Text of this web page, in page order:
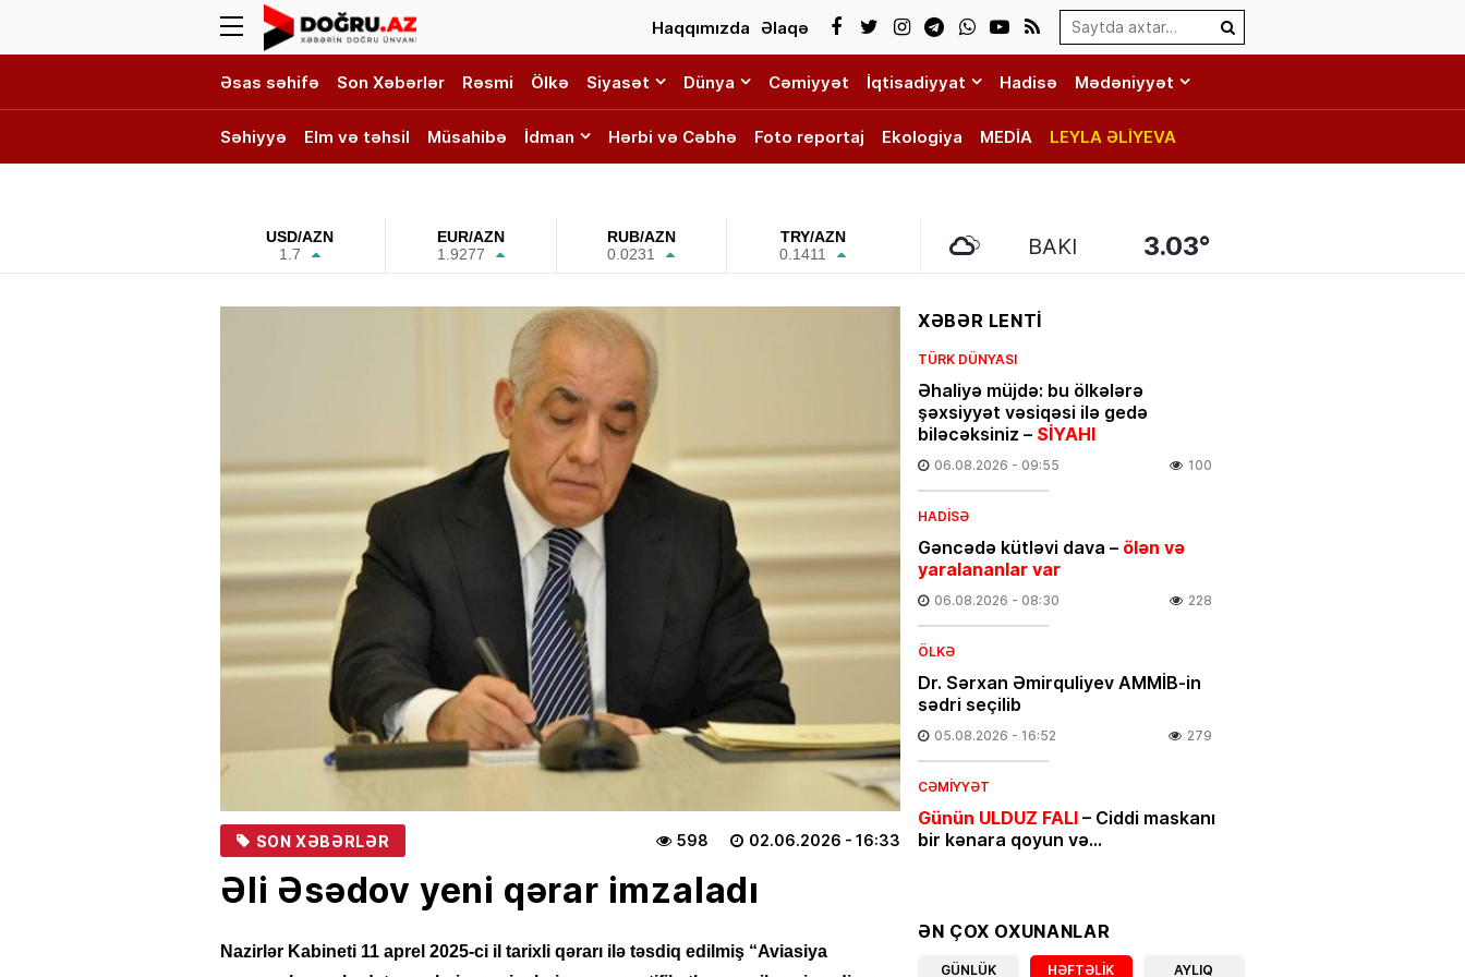
Search…
Haqqımızda Əlaqə
Əsas səhifə Son Xəbərlər Rəsmi Ölkə Siyasət Dünya Cəmiyyət İqtisadiyyat Hadisə Mədəniyyət
Səhiyyə Elm və təhsil Müsahibə İdman Hərbi və Cəbhə Foto reportaj Ekologiya MEDİA LEYLA ƏLİYEVA
USD/AZN
1.7
EUR/AZN
1.9277
RUB/AZN
0.0231
TRY/AZN
0.1411
BAKI 3.03°
SON XƏBƏRLƏR 02.06.2026 - 16:33
598
Əli Əsədov yeni qərar imzaladı
Nazirlər Kabineti 11 aprel 2025-ci il tarixli qərarı ilə təsdiq edilmiş “Aviasiya
XƏBƏR LENTİ
TÜRK DÜNYASI
Əhaliyə müjdə: bu ölkələrə
şəxsiyyət vəsiqəsi ilə gedə
biləcəksiniz – SİYAHI
06.08.2026 - 09:55 100
HADISƏ
Gəncədə kütləvi dava – ölən və
yaralananlar var
06.08.2026 - 08:30 228
ÖLKƏ
Dr. Sərxan Əmirquliyev AMMİB-in
sədri seçilib
05.08.2026 - 16:52 279
CƏMIYYƏT
Günün ULDUZ FALI– Ciddi maskanı
bir kənara qoyun və…
İQTISADIYYAT
Azərbaycan mənşəli qeyri-neft-qaz
ƏN ÇOX OXUNANLAR
GÜNLÜK HƏFTƏLIK AYLIQ